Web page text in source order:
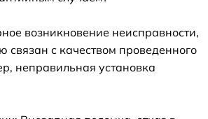
возникновение неисправности,
связан с качеством проведенного
неправильная установка